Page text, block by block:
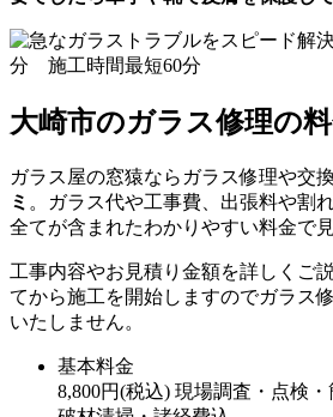
大崎市のガラス修理の
ガラス屋の窓猿ならガラス修理や交
ミ 。ガラス代や工事費、出張料や割
全てが含まれたわかりやすい料金で
工事内容やお見積り金額を詳しくご
てから施工を開始しますのでガラス
いたしません。
基本料金
8,800円(税込) 現場調査・点検・